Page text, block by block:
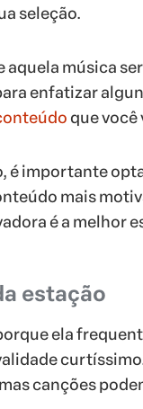
seleção.
aquela música
enfatizar
que você
é importante
mais
é a melhor
estação
ela
canções